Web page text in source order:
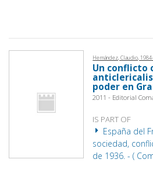
Hernández, Claudio, 1984-
Un conflicto
poder en
2011 - Editorial
IS PART OF
España del
sociedad,
de 1936. - (